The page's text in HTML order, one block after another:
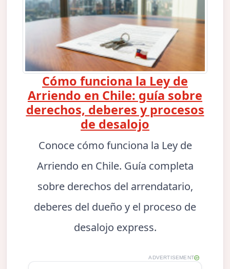
Cómo funciona la Ley de
Arriendo en Chile: guía sobre
derechos, deberes y procesos
de desalojo
Conoce cómo funciona la Ley de
Arriendo en Chile. Guía completa
sobre derechos del arrendatario,
deberes del dueño y el proceso de
desalojo express.
ADVERTISEMENT